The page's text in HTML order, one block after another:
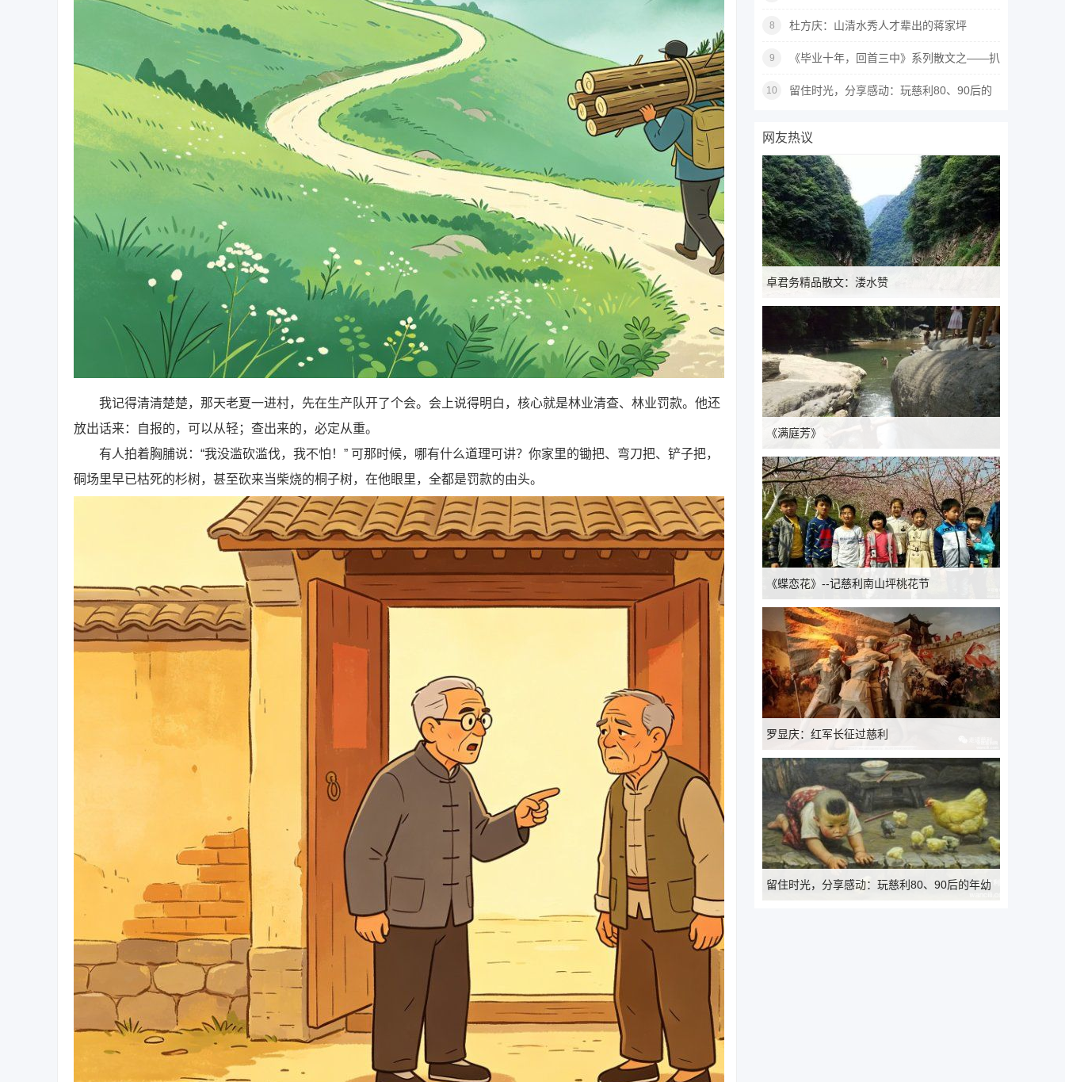
我记得清清楚楚，那天老夏一进村，先在生产队开了个会。会上说得明白，核心就是林业清查、林业罚款。他还
放出话来：自报的，可以从轻；查出来的，必定从重。
有人拍着胸脯说：“我没滥砍滥伐，我不怕！” 可那时候，哪有什么道理可讲？你家里的锄把、弯刀把、铲子把，
硐场里早已枯死的杉树，甚至砍来当柴烧的桐子树，在他眼里，全都是罚款的由头。
原的独特魅力
8 杜方庆：山清水秀人才辈出的蒋家坪
9
《毕业十年，回首三中》系列散文之——扒
着火车去上学
10
留住时光，分享感动：玩慈利80、90后的
网友热议
卓君务精品散文：溇水赞
《满庭芳》
《蝶恋花》--记慈利南山坪桃花节
罗显庆：红军长征过慈利
留住时光，分享感动：玩慈利80、90后的年幼